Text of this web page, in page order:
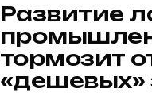
Развитие
тормозит
«дешевых»